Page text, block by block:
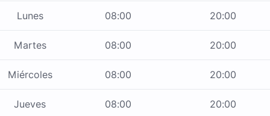
Lunes 08:00 20:00
Martes 08:00 20:00
Miércoles 08:00 20:00
Jueves 08:00 20:00